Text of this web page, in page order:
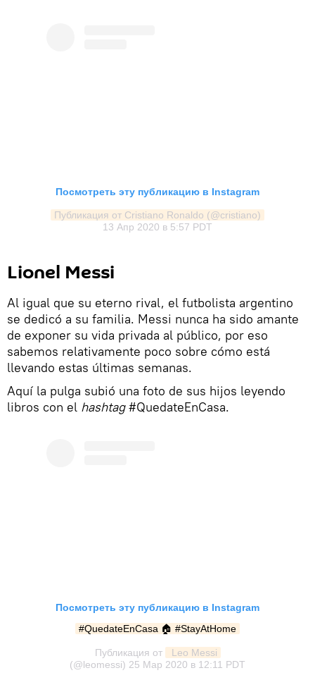
Посмотреть эту публикацию в Instagram
Публикация от Cristiano Ronaldo (@cristiano)
13 Апр 2020 в 5:57 PDT
Lionel Messi
Al igual que su eterno rival, el futbolista argentino
se dedicó a su familia. Messi nunca ha sido amante
de exponer su vida privada al público, por eso
sabemos relativamente poco sobre cómo está
llevando estas últimas semanas.
Aquí la pulga subió una foto de sus hijos leyendo
libros con el hashtag#QuedateEnCasa.
Посмотреть эту публикацию в Instagram
#QuedateEnCasa 🏠 #StayAtHome
Публикация от
Leo Messi
(@leomessi) 25 Мар 2020 в 12:11 PDT